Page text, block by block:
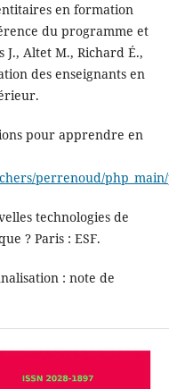
en formation
du programme et
J., Altet M., Richard É.,
des enseignants en
pour apprendre en
perrenoud/
technologies de
? Paris : ESF.
: note de